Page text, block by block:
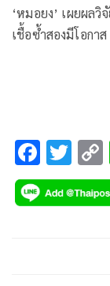
‘หมอยง’ เผยผล
เชื้อซ้ำสองมีโอกา
F
ac
e
T
wi
tt